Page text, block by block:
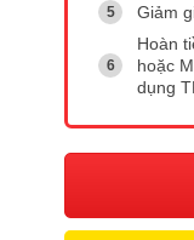
Giảm
Hoàn
hoặc
dụng